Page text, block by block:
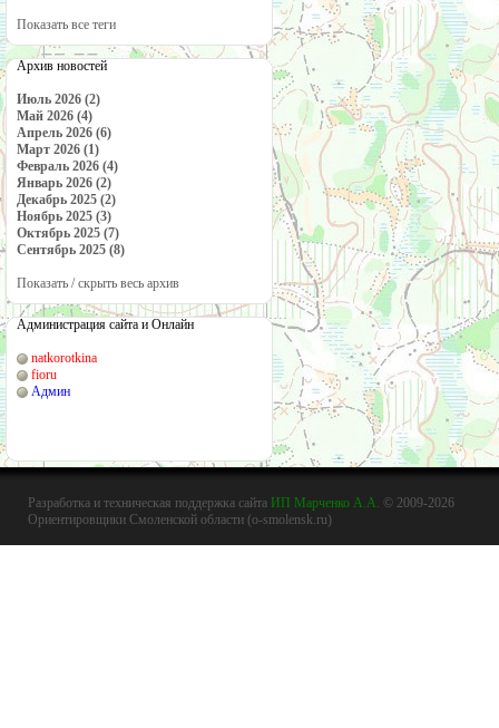
Показать все теги
Архив новостей
Июль 2026 (2)
Май 2026 (4)
Апрель 2026 (6)
Март 2026 (1)
Февраль 2026 (4)
Январь 2026 (2)
Декабрь 2025 (2)
Ноябрь 2025 (3)
Октябрь 2025 (7)
Сентябрь 2025 (8)
Показать / скрыть весь архив
Администрация сайта и Онлайн
natkorotkina
fioru
Админ
Разработка и техническая поддержка сайта ИП Марченко А.А. © 2009-2026
Ориентировщики Смоленской области (o-smolensk.ru)